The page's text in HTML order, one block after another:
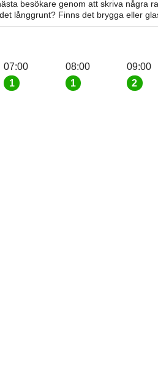
besökare genom att skriva några
långgrunt? Finns det brygga eller
07:00
1
08:00
1
09:00
2